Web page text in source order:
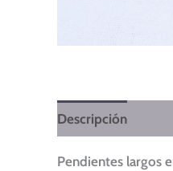
Descripción
Pendientes largos